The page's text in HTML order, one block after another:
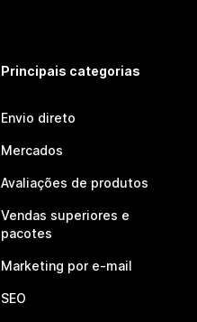
Principais categorias
Envio direto
Mercados
Avaliações de produtos
Vendas superiores e
pacotes
Marketing por e-mail
SEO